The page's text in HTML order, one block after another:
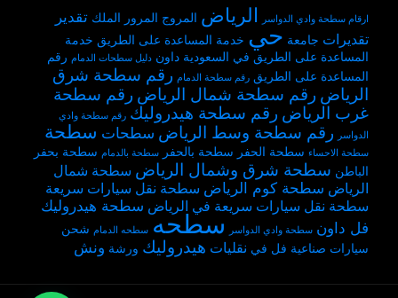
ارقام سطحة وادي الدواسر الرياض المروج المرور الملك تقدير
تقديرات جامعة حي خدمة المساعدة على الطريق خدمة
المساعدة على الطريق في السعودية داون دليل سطحات الدمام رقم
المساعدة على الطريق رقم سطحة الدمام رقم سطحة شرق
الرياض رقم سطحة شمال الرياض رقم سطحة
غرب الرياض رقم سطحة هيدروليك رقم سطحة وادي
الدواسر
رقم سطحة وسط الرياض سطحات سطحة
سطحة الاحساء سطحة الحفر سطحة بالحفر سطحة بالدمام سطحة بحفر
الباطن سطحة شرق وشمال الرياض سطحة شمال
الرياض سطحة كوم الرياض سطحة نقل سيارات سريعة
سطحة نقل سيارات سريعة في الرياض سطحة هيدروليك
فل داون سطحة وادي الدواسر سطحه سطحه الدمام شحن
سيارات صناعية فل في نقليات هيدروليك ورشة ونش